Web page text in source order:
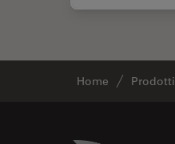
Home Prodotti